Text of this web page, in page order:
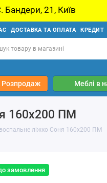
У звʼязку з
ДОСТАВКА ТА ОПЛАТА КРЕДИТ
Розпродаж Меблі в
160х200 ПМ
ліжко Соня 160х200 ПМ
замовлення